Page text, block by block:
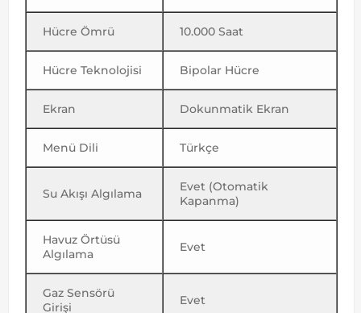
Hücre Ömrü 10.000 Saat
Hücre Teknolojisi Bipolar Hücre
Ekran Dokunmatik Ekran
Menü Dili Türkçe
Su Akışı Algılama
Evet (Otomatik
Kapanma)
Havuz Örtüsü
Algılama
Evet
Gaz Sensörü
Girişi
Evet